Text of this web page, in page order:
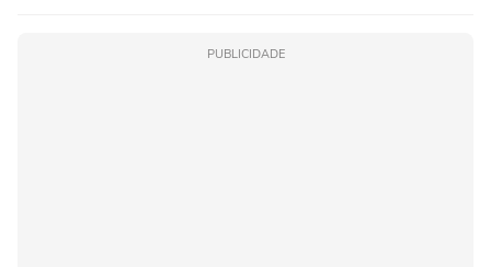
PUBLICIDADE